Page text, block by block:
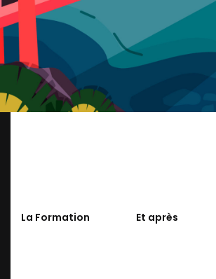
La Formation Et après